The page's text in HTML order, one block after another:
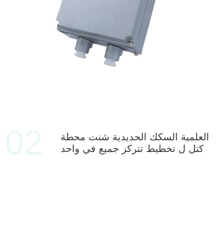
العلمية السكك الحديدية شنت محطة
كتل ل تخطيط تتركز جميع في واحد